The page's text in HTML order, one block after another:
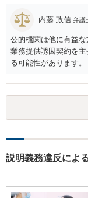
内藤 政信 弁護
公的機関は他に有益な
業務提供誘因契約を
る可能性があります
説明義務違反によ